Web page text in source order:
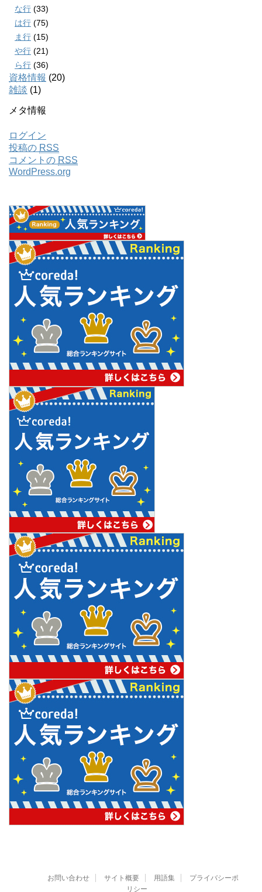
な行 (33)
は行 (75)
ま行 (15)
や行 (21)
ら行 (36)
資格情報 (20)
雑談 (1)
メタ情報
ログイン
投稿の RSS
コメントの RSS
WordPress.org
お問い合わせ サイト概要 用語集
プライバシーポ
リシー